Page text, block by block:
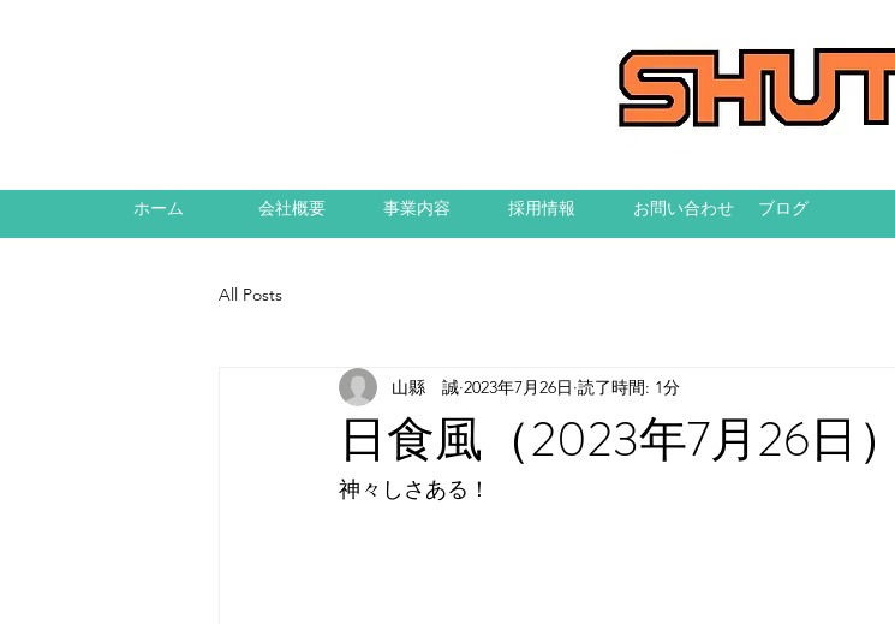
ホーム 会社概要 事業内容 採用情報 お問い合わせ ブログ
All Posts
日食風（2023年7月26日）
山縣 誠 2023年7月26日 読了時間: 1分
神々しさある！